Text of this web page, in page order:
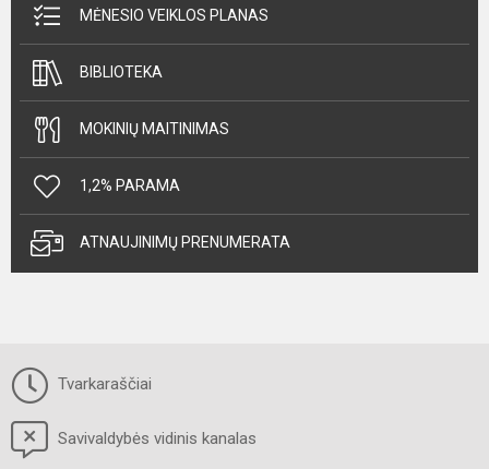
MĖNESIO VEIKLOS PLANAS
BIBLIOTEKA
MOKINIŲ MAITINIMAS
1,2% PARAMA
ATNAUJINIMŲ PRENUMERATA
Tvarkaraščiai
Savivaldybės vidinis kanalas